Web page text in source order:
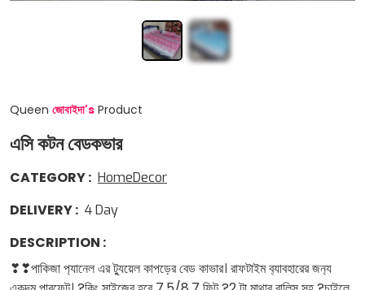
Queen জোবাইদা's Product
এসি কটন বেডকভার
CATEGORY: HomeDecor
DELIVERY: 4Day
DESCRIPTION :
❣❣পাকিজা প‍্যানেল এর ট‍্যুয়েল কাপড়ের বেড কাভার। রাফটাইম ব‍্যাবহারের জন‍্য